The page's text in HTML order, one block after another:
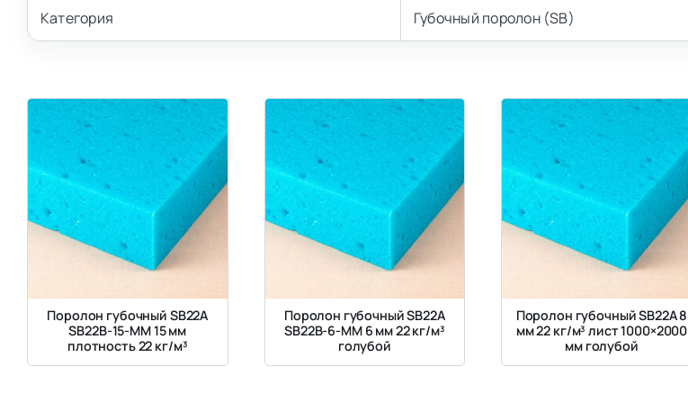
Категория Губочный поролон (SB)
Поролон губочный SB22A
SB22B-15-MM 15 мм
плотность 22 кг/м³
Поролон губочный SB22A
SB22B-6-MM 6 мм 22 кг/м³
голубой
Поролон губочный SB22A 8
мм 22 кг/м³ лист 1000×2000
мм голубой